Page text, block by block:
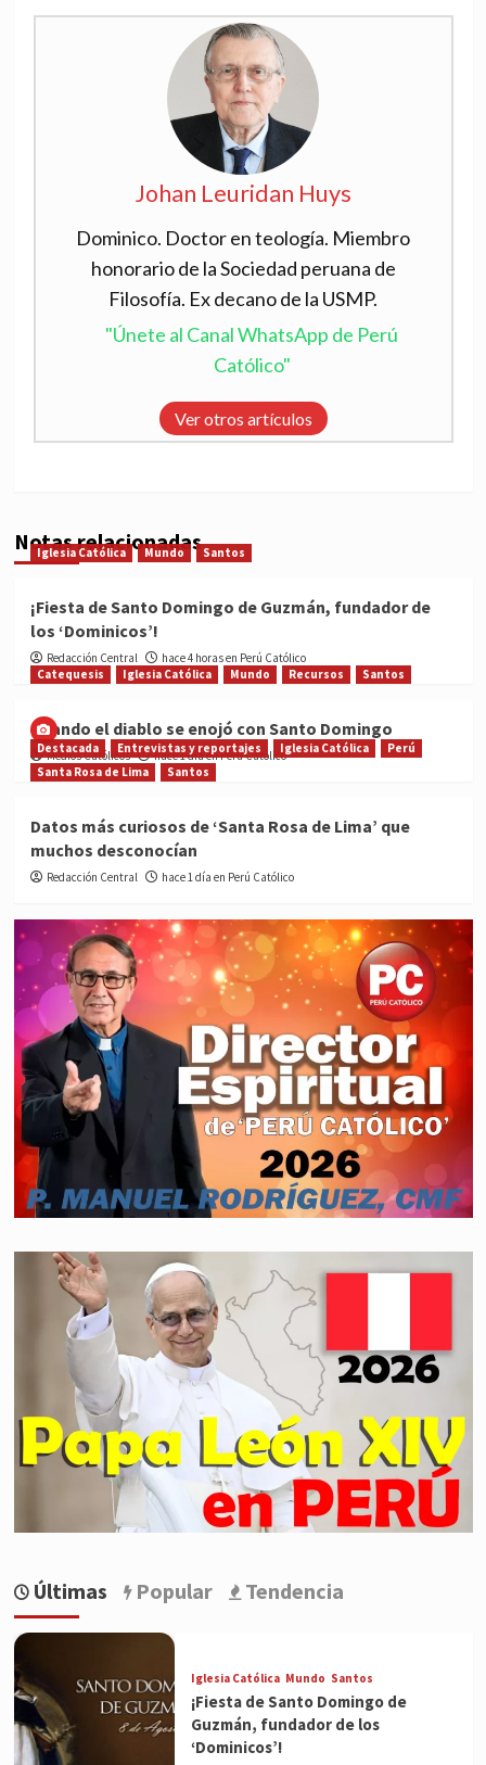
Johan Leuridan Huys
Dominico. Doctor en teología. Miembro
honorario de la Sociedad peruana de
Filosofía. Ex decano de la USMP.
"Únete al Canal WhatsApp de Perú
Católico"
Ver otros artículos
Notas relacionadas
Iglesia Católica Mundo Santos
¡Fiesta de Santo Domingo de Guzmán, fundador de
los ‘Dominicos’!
Redacción Central
hace 4 horas en Perú Católico
Catequesis
Iglesia Católica Mundo Recursos Santos
Cuando el diablo se enojó con Santo Domingo
Medios Católicos hace 1 día en Perú Católico
Destacada Entrevistas y reportajes Iglesia Católica
Perú
Santa Rosa de Lima
Santos
Datos más curiosos de ‘Santa Rosa de Lima’ que
muchos desconocían
Redacción Central hace 1 día en Perú Católico
Últimas Popular Tendencia
Iglesia Católica Mundo Santos
¡Fiesta de Santo Domingo de
Guzmán, fundador de los
‘Dominicos’!